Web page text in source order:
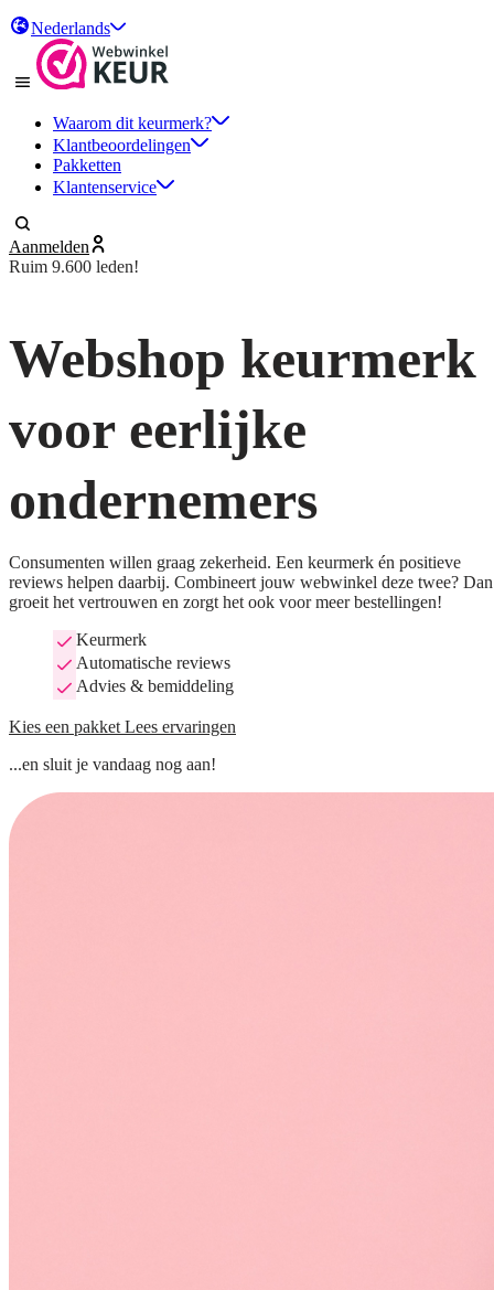
Nederlands
Waarom dit keurmerk?
Klantbeoordelingen
Pakketten
Klantenservice
Aanmelden
Ruim 9.600 leden!
Webshop keurmerk
voor eerlijke
ondernemers
Consumenten willen graag zekerheid. Een keurmerk én positieve
reviews helpen daarbij. Combineert jouw webwinkel deze twee? Dan
groeit het vertrouwen en zorgt het ook voor meer bestellingen!
Keurmerk
Automatische reviews
Advies & bemiddeling
Kies een pakket Lees ervaringen
...en sluit je vandaag nog aan!